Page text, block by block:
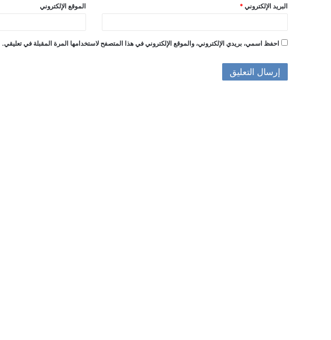
البريد الإلكتروني * الموقع الإلكتروني
احفظ اسمي، بريدي الإلكتروني، والموقع الإلكتروني في هذا المتصفح لاستخدامها المرة المقبلة في تعليقي.